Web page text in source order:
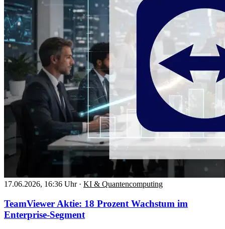
17.06.2026, 16:36 Uhr · KI & Quantencomputing
TeamViewer Aktie: 18 Prozent Wachstum im
Enterprise-Segment